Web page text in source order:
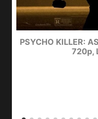
PSYCHO KILLER:
720p,